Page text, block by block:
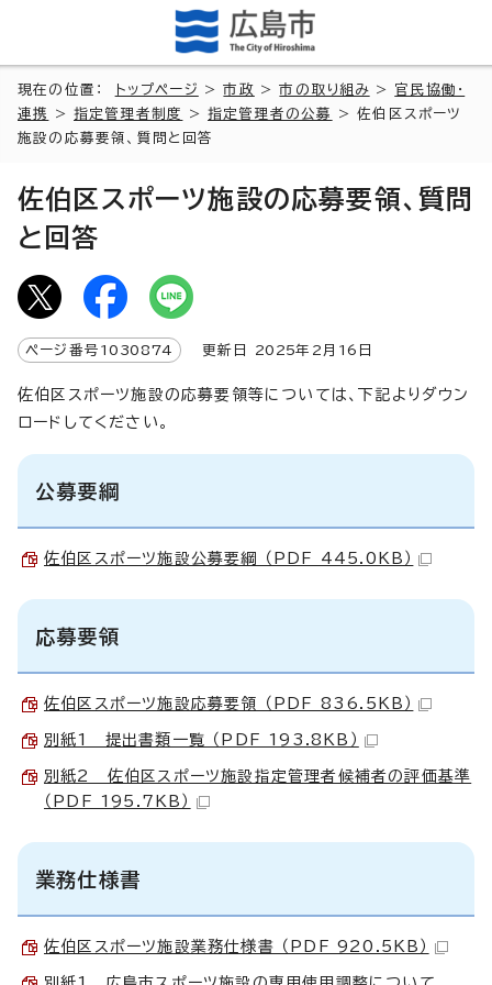
現在の位置： トップページ >市政 >市の取り組み > 官民協働・
連携
>指定管理者制度 >指定管理者の公募
> 佐伯区スポーツ
施設の応募要領、質問と回答
佐伯区スポーツ施設の応募要領、質問
と回答
ページ番号 1030874 更新日 2025年2月 16 日
佐伯区スポーツ施設の応募要領等については、下記よりダウン
ロードしてください。
公募要綱
佐伯区スポーツ施設公募要綱 （PDF 445.0KB）
応募要領
佐伯区スポーツ施設応募要領 （PDF 836.5KB）
別紙1 提出書類一覧 （PDF 193.8KB）
別紙2 佐伯区スポーツ施設指定管理者候補者の評価基準
（PDF 195.7KB）
業務仕様書
佐伯区スポーツ施設業務仕様書 （PDF 920.5KB）